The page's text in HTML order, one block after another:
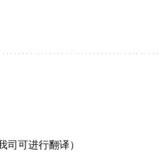
司可进行翻译）